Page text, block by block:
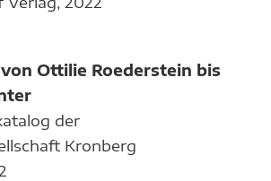
Ottilie Roederstein bis
der
Kronberg